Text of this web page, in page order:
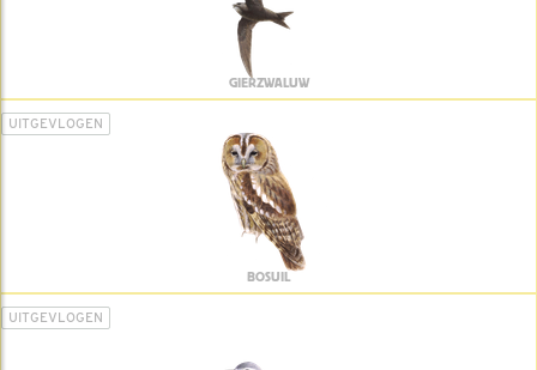
GIERZWALUW
UITGEVLOGEN
BOSUIL
UITGEVLOGEN